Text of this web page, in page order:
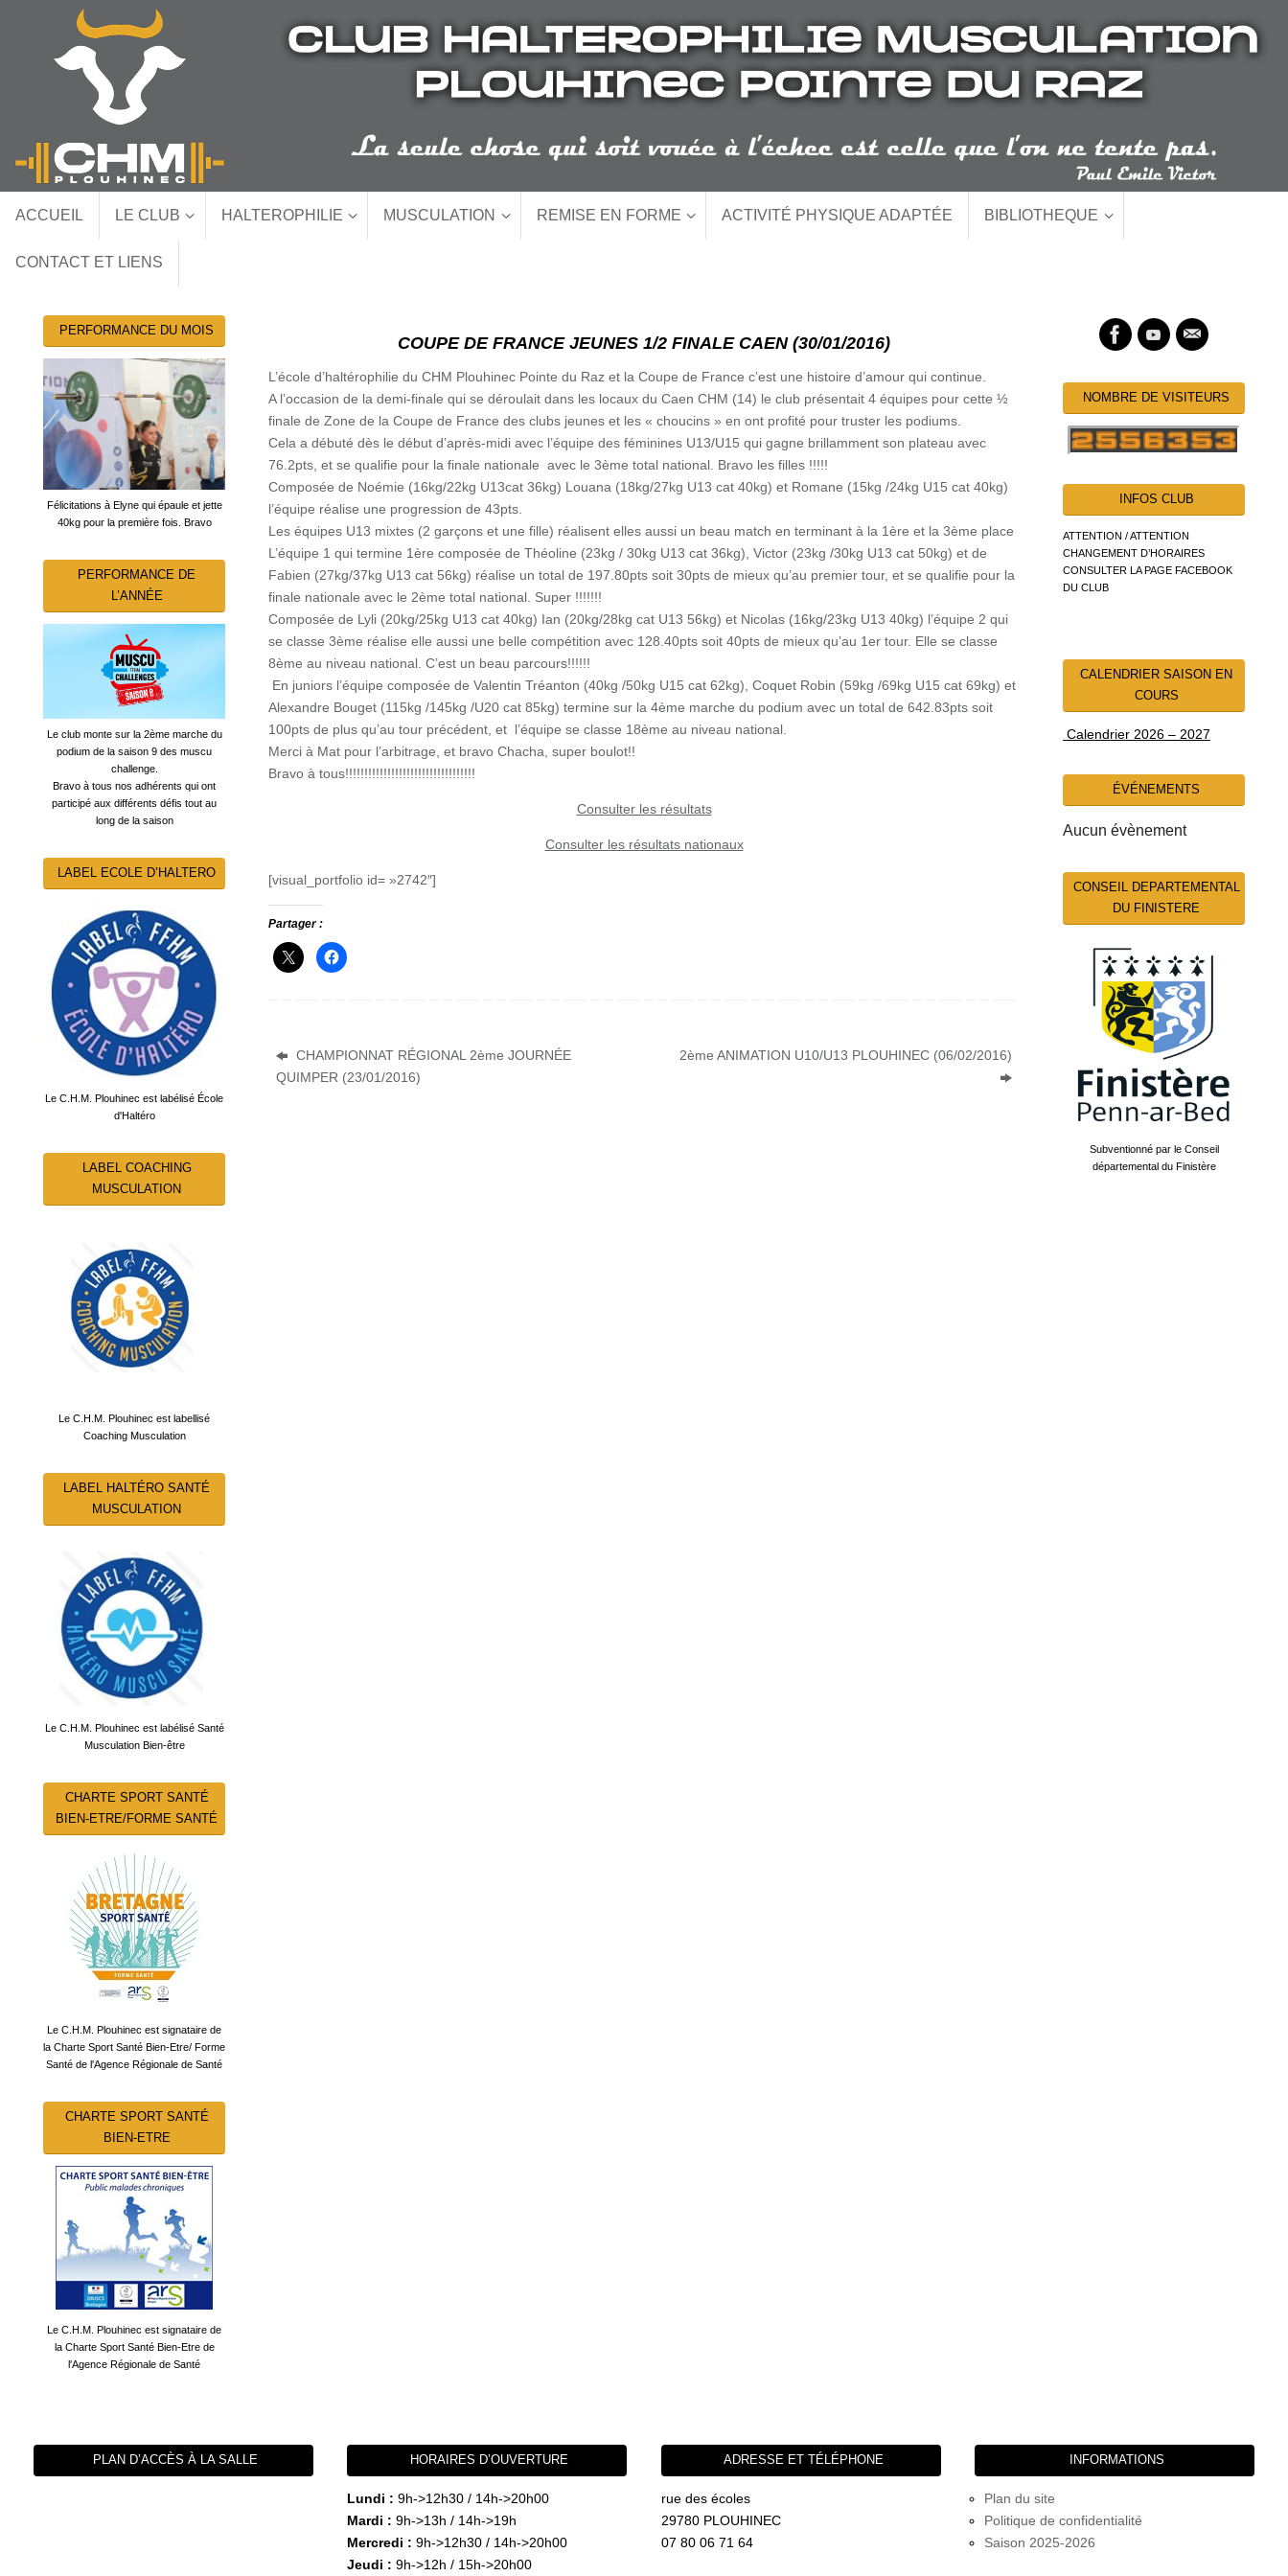
ACCUEIL LE CLUB HALTEROPHILIE MUSCULATION REMISE EN FORME ACTIVITÉ PHYSIQUE ADAPTÉE BIBLIOTHEQUE
CONTACT ET LIENS
COUPE DE FRANCE JEUNES 1/2 FINALE CAEN (30/01/2016)
L’école d’haltérophilie du CHM Plouhinec Pointe du Raz et la Coupe de France c’est une histoire d’amour qui continue.
A l’occasion de la demi-finale qui se déroulait dans les locaux du Caen CHM (14) le club présentait 4 équipes pour cette ½
finale de Zone de la Coupe de France des clubs jeunes et les « choucins » en ont profité pour truster les podiums.
Cela a débuté dès le début d’après-midi avec l’équipe des féminines U13/U15 qui gagne brillamment son plateau avec
76.2pts, et se qualifie pour la finale nationale avec le 3ème total national. Bravo les filles !!!!!
Composée de Noémie (16kg/22kg U13cat 36kg) Louana (18kg/27kg U13 cat 40kg) et Romane (15kg /24kg U15 cat 40kg)
l’équipe réalise une progression de 43pts.
Les équipes U13 mixtes (2 garçons et une fille) réalisent elles aussi un beau match en terminant à la 1ère et la 3ème place
L’équipe 1 qui termine 1ère composée de Théoline (23kg / 30kg U13 cat 36kg), Victor (23kg /30kg U13 cat 50kg) et de
Fabien (27kg/37kg U13 cat 56kg) réalise un total de 197.80pts soit 30pts de mieux qu’au premier tour, et se qualifie pour la
finale nationale avec le 2ème total national. Super !!!!!!!
Composée de Lyli (20kg/25kg U13 cat 40kg) Ian (20kg/28kg cat U13 56kg) et Nicolas (16kg/23kg U13 40kg) l’équipe 2 qui
se classe 3ème réalise elle aussi une belle compétition avec 128.40pts soit 40pts de mieux qu’au 1er tour. Elle se classe
8ème au niveau national. C’est un beau parcours!!!!!!
En juniors l’équipe composée de Valentin Tréanton (40kg /50kg U15 cat 62kg), Coquet Robin (59kg /69kg U15 cat 69kg) et
Alexandre Bouget (115kg /145kg /U20 cat 85kg) termine sur la 4ème marche du podium avec un total de 642.83pts soit
100pts de plus qu’au tour précédent, et l’équipe se classe 18ème au niveau national.
Merci à Mat pour l’arbitrage, et bravo Chacha, super boulot!!
Bravo à tous!!!!!!!!!!!!!!!!!!!!!!!!!!!!!!!!!!
Consulter les résultats
Consulter les résultats nationaux
[visual_portfolio id= »2742″]
Partager :
CHAMPIONNAT RÉGIONAL 2ème JOURNÉE
QUIMPER (23/01/2016)
2ème ANIMATION U10/U13 PLOUHINEC (06/02/2016)
PERFORMANCE DU MOIS
Félicitations à Elyne qui épaule et jette
40kg pour la première fois. Bravo
PERFORMANCE DE
L’ANNÉE
Le club monte sur la 2ème marche du
podium de la saison 9 des muscu
challenge.
Bravo à tous nos adhérents qui ont
participé aux différents défis tout au
long de la saison
LABEL ECOLE D’HALTERO
Le C.H.M. Plouhinec est labélisé École
d'Haltéro
LABEL COACHING
MUSCULATION
Le C.H.M. Plouhinec est labellisé
Coaching Musculation
LABEL HALTÉRO SANTÉ
MUSCULATION
Le C.H.M. Plouhinec est labélisé Santé
Musculation Bien-être
CHARTE SPORT SANTÉ
BIEN-ETRE/FORME SANTÉ
Le C.H.M. Plouhinec est signataire de
la Charte Sport Santé Bien-Etre/ Forme
Santé de l'Agence Régionale de Santé
CHARTE SPORT SANTÉ
BIEN-ETRE
Le C.H.M. Plouhinec est signataire de
la Charte Sport Santé Bien-Etre de
l'Agence Régionale de Santé
NOMBRE DE VISITEURS
INFOS CLUB
ATTENTION / ATTENTION
CHANGEMENT D’HORAIRES
CONSULTER LA PAGE FACEBOOK
DU CLUB
CALENDRIER SAISON EN
COURS
Calendrier 2026 – 2027
ÉVÉNEMENTS
Aucun évènement
CONSEIL DEPARTEMENTAL
DU FINISTERE
Subventionné par le Conseil
départemental du Finistère
PLAN D’ACCÈS À LA SALLE HORAIRES D’OUVERTURE
Lundi : 9h->12h30 / 14h->20h00
Mardi : 9h->13h / 14h->19h
Mercredi : 9h->12h30 / 14h->20h00
Jeudi : 9h->12h / 15h->20h00
ADRESSE ET TÉLÉPHONE
rue des écoles
29780 PLOUHINEC
07 80 06 71 64
INFORMATIONS
Plan du site
Politique de confidentialité
Saison 2025-2026